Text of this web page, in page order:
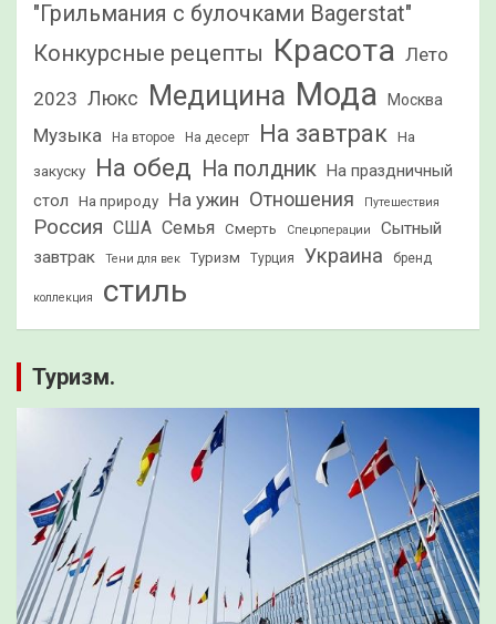
"Грильмания с булочками Bagerstat"
Конкурсные рецепты Красота Лето
2023 Люкс Медицина Мода Москва
Музыка На второе На десерт На завтрак На
закуску На обед На полдник
На праздничный
стол
На природу На ужин Отношения Путешествия
Россия США Семья Смерть Спецоперации
Сытный
завтрак
Тени для век Туризм Турция Украина бренд
коллекция стиль
Туризм.